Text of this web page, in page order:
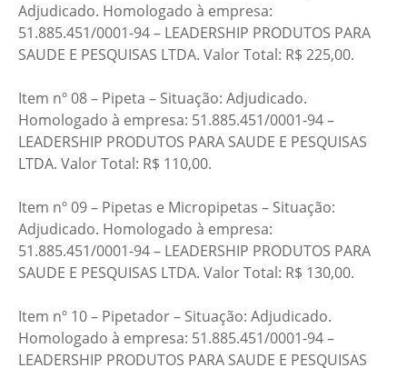
Adjudicado. Homologado à empresa:
51.885.451/0001-94 – LEADERSHIP PRODUTOS PARA
SAUDE E PESQUISAS LTDA. Valor Total: R$ 225,00.
Item nº 08 – Pipeta – Situação: Adjudicado.
Homologado à empresa: 51.885.451/0001-94 –
LEADERSHIP PRODUTOS PARA SAUDE E PESQUISAS
LTDA. Valor Total: R$ 110,00.
Item nº 09 – Pipetas e Micropipetas – Situação:
Adjudicado. Homologado à empresa:
51.885.451/0001-94 – LEADERSHIP PRODUTOS PARA
SAUDE E PESQUISAS LTDA. Valor Total: R$ 130,00.
Item nº 10 – Pipetador – Situação: Adjudicado.
Homologado à empresa: 51.885.451/0001-94 –
LEADERSHIP PRODUTOS PARA SAUDE E PESQUISAS